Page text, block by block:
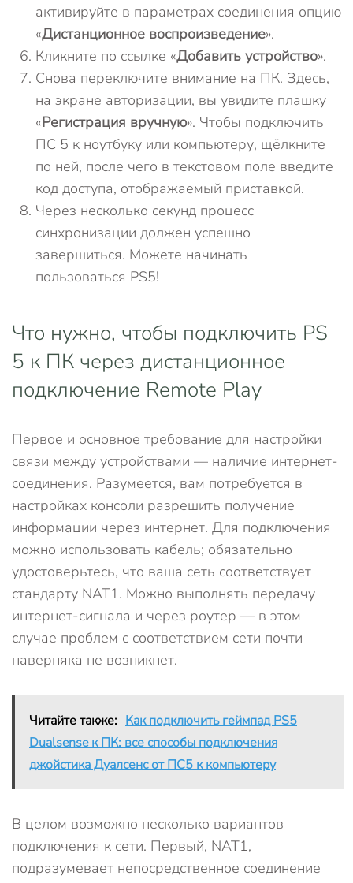
активируйте в параметрах соединения опцию
«Дистанционное воспроизведение».
Кликните по ссылке «Добавить устройство».
Снова переключите внимание на ПК. Здесь,
на экране авторизации, вы увидите плашку
«Регистрация вручную». Чтобы подключить
ПС 5 к ноутбуку или компьютеру, щёлкните
по ней, после чего в текстовом поле введите
код доступа, отображаемый приставкой.
Через несколько секунд процесс
синхронизации должен успешно
завершиться. Можете начинать
пользоваться PS5!
Что нужно, чтобы подключить PS
5 к ПК через дистанционное
подключение Remote Play
Первое и основное требование для настройки
связи между устройствами — наличие интернет-
соединения. Разумеется, вам потребуется в
настройках консоли разрешить получение
информации через интернет. Для подключения
можно использовать кабель; обязательно
удостоверьтесь, что ваша сеть соответствует
стандарту NAT1. Можно выполнять передачу
интернет-сигнала и через роутер — в этом
случае проблем с соответствием сети почти
наверняка не возникнет.
Читайте также: Как подключить геймпад PS5
Dualsense к ПК: все способы подключения
джойстика Дуалсенс от ПС5 к компьютеру
В целом возможно несколько вариантов
подключения к сети. Первый, NAT1,
подразумевает непосредственное соединение